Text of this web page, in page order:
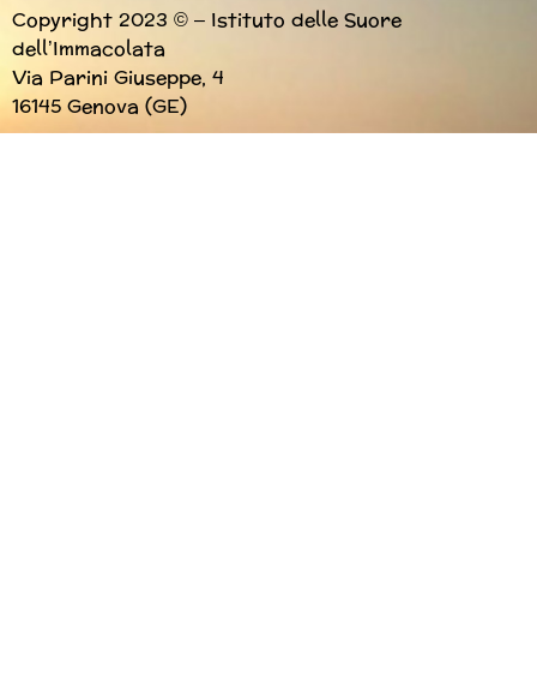
Copyright 2023 © – Istituto delle Suore
dell’Immacolata
Via Parini Giuseppe, 4
16145 Genova (GE)